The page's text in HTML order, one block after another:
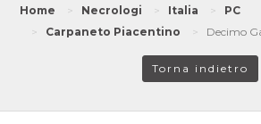
Home Necrologi Italia
PC
Carpaneto Piacentino
Decimo
Torna indietro